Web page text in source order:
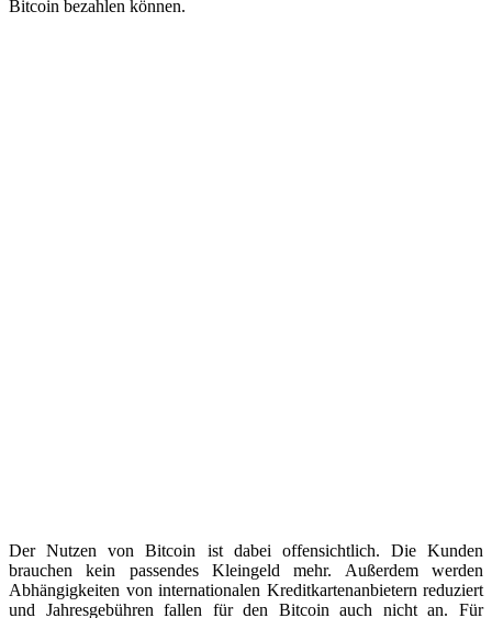
Bitcoin bezahlen können.
Der Nutzen von Bitcoin ist dabei offensichtlich. Die Kunden
brauchen kein passendes Kleingeld mehr. Außerdem werden
Abhängigkeiten von internationalen Kreditkartenanbietern reduziert
und Jahresgebühren fallen für den Bitcoin auch nicht an. Für